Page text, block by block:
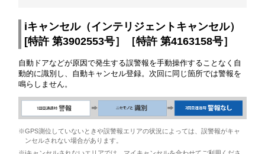
iキャンセル（インテリジェントキャンセル）
[特許 第3902553号］［特許 第4163158号］
自動ドアなどが原因で発生する誤警報を手動操作することなく自
動的に識別し、自動キャンセル登録。次回に同じ箇所では警報を
鳴らしません。
※GPS測位していないときや誤警報エリアの状況によっては、誤警報がキャ
ンセルされない場合があります。